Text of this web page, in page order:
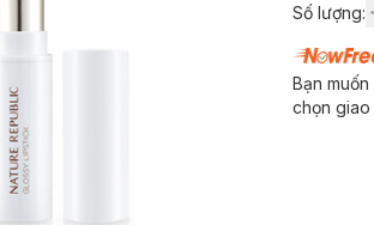
Số lượng:
Bạn
chọn giao